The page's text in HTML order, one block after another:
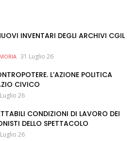
INVENTARI DEGLI ARCHIVI CGIL
31 Luglio 26
L’AZIONE POLITICA
CIVICO
26
CONDIZIONI DI LAVORO DEI
DELLO SPETTACOLO
26